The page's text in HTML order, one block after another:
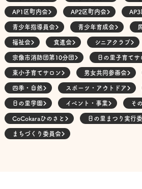
AP1区町内会 AP2区町内会 AP3
青少年指導員会 青少年育成会
福祉会 食進会 シニアクラブ
宗像市消防団第10分団 日の里子育てサ
東小子育てサロン 男女共同参画会
四季・自然 スポーツ・アウトドア
日の里学園 イベント・事業 そ
CoCokaraひのさと 日の里まつり実行
まちづくり委員会